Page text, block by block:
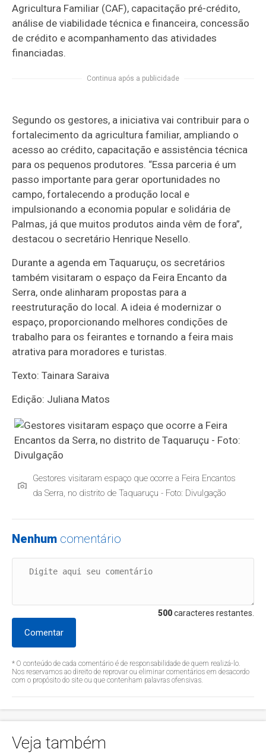
Agricultura Familiar (CAF), capacitação pré-crédito,
análise de viabilidade técnica e financeira, concessão
de crédito e acompanhamento das atividades
financiadas.
Continua após a publicidade
Segundo os gestores, a iniciativa vai contribuir para o
fortalecimento da agricultura familiar, ampliando o
acesso ao crédito, capacitação e assistência técnica
para os pequenos produtores. “Essa parceria é um
passo importante para gerar oportunidades no
campo, fortalecendo a produção local e
impulsionando a economia popular e solidária de
Palmas, já que muitos produtos ainda vêm de fora”,
destacou o secretário Henrique Nesello.
Durante a agenda em Taquaruçu, os secretários
também visitaram o espaço da Feira Encanto da
Serra, onde alinharam propostas para a
reestruturação do local. A ideia é modernizar o
espaço, proporcionando melhores condições de
trabalho para os feirantes e tornando a feira mais
atrativa para moradores e turistas.
Texto: Tainara Saraiva
Edição: Juliana Matos
Gestores visitaram espaço que ocorre a Feira Encantos
da Serra, no distrito de Taquaruçu - Foto: Divulgação
Nenhum comentário
500caracteres restantes.
Comentar
* O conteúdo de cada comentário é de responsabilidade de quem realizá-lo.
Nos reservamos ao direito de reprovar ou eliminar comentários em desacordo
com o propósito do site ou que contenham palavras ofensivas.
Veja também